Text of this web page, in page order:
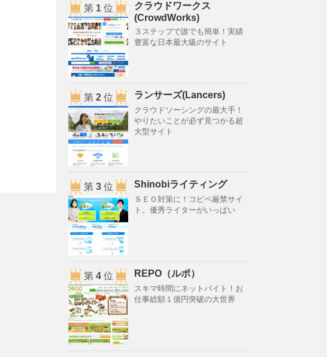
第 1位
クラウドワークス
(CrowdWorks)
３ステップで誰でも簡単！実績
豊富な日本最大級のサイト
第 2位 ランサーズ(Lancers)
クラウドソーシングの最大手！
やりたいことが必ず見つかる超
大型サイト
第 3位 Shinobiライティング
ＳＥＯ対策に！コピペ厳禁サイ
ト。優秀ライターがいっぱい
第 4位 REPO（ルポ）
スキマ時間にネットバイト！お
仕事総額１億円突破の大世界